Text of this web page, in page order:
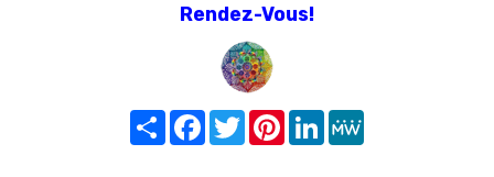
Rendez-Vous!
Share FacebookTwitterPinterest
LinkedIn